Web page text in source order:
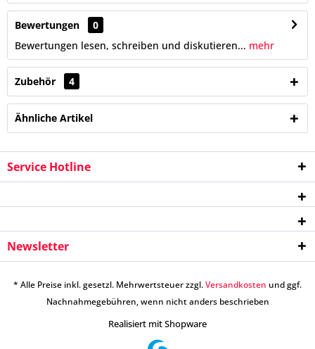
Bewertungen
0
Bewertungen lesen, schreiben und diskutieren... mehr
Zubehör 4
Ähnliche Artikel
Service Hotline
Newsletter
* Alle Preise inkl. gesetzl. Mehrwertsteuer zzgl.Versandkosten und ggf.
Nachnahmegebühren, wenn nicht anders beschrieben
Realisiert mit Shopware